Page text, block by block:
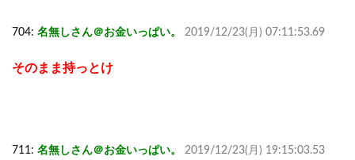
704: 名無しさん＠お金いっぱい。 2019/12/23(月) 07:11:53.69
そのまま持っとけ
711: 名無しさん＠お金いっぱい。 2019/12/23(月) 19:15:03.53